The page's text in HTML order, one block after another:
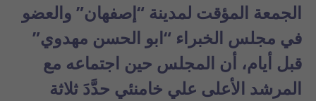
الجمعة المؤقت لمدينة “إصفهان” والعضو
في مجلس الخبراء “ابو الحسن مهدوي”
قبل أيام، أن المجلس حين اجتماعه مع
المرشد الأعلى علي خامنئي حدَّدَ ثلاثة